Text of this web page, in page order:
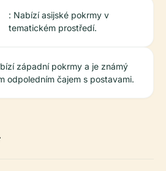
: Nabízí asijské pokrmy v
tematickém prostředí.
západní pokrmy a je známý
odpoledním čajem s postavami.